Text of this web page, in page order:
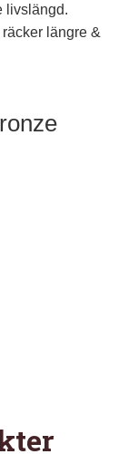
livslängd.
längre &